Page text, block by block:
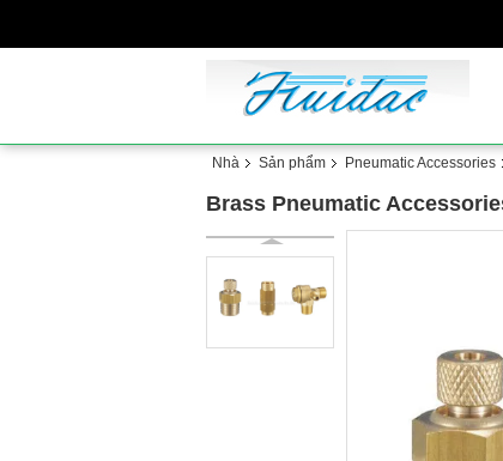
Nhà Sản phẩm Pneumatic Accessories
Brass Pneumatic